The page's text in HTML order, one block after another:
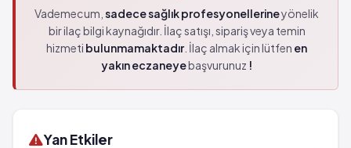
Vademecum, sadece sağlık profesyonellerineyönelik
bir ilaç bilgi kaynağıdır. İlaç satışı, sipariş veya temin
hizmeti bulunmamaktadır. İlaç almak için lütfen en
yakın eczaneyebaşvurunuz !
Yan Etkiler